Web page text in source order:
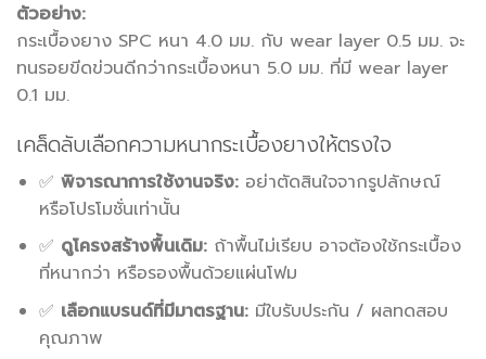
ตัวอย่าง:
กระเบื้องยาง SPC หนา 4.0 มม. กับ wear layer 0.5 มม. จะ
ทนรอยขีดข่วนดีกว่ากระเบื้องหนา 5.0 มม. ที่มี wear layer
0.1 มม.
เคล็ดลับเลือกความหนากระเบื้องยางให้ตรงใจ
✅ พิจารณาการใช้งานจริง:อย่าตัดสินใจจากรูปลักษณ์
หรือโปรโมชั่นเท่านั้น
✅ ดูโครงสร้างพื้นเดิม:ถ้าพื้นไม่เรียบ อาจต้องใช้กระเบื้อง
ที่หนากว่า หรือรองพื้นด้วยแผ่นโฟม
✅ เลือกแบรนด์ที่มีมาตรฐาน:มีใบรับประกัน / ผลทดสอบ
คุณภาพ